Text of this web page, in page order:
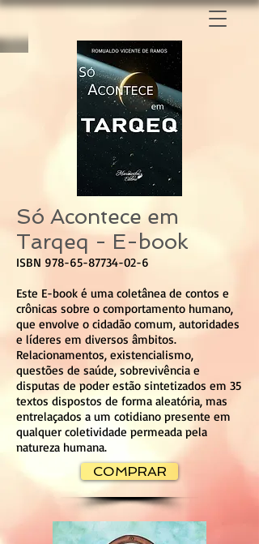
Só Acontece em
Tarqeq - E-book
ISBN 978-65-87734-02-6
Este E-book é uma coletânea de contos e
crônicas sobre o comportamento humano,
que envolve o cidadão comum, autoridades
e líderes em diversos âmbitos.
Relacionamentos, existencialismo,
questões de saúde, sobrevivência e
disputas de poder estão sintetizados em 35
textos dispostos de forma aleatória, mas
entrelaçados a um cotidiano presente em
qualquer coletividade permeada pela
natureza humana.
COMPRAR